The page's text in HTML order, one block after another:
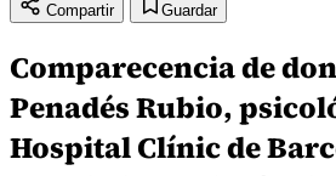
Compartir
Guardar
Comparecencia de
Penadés Rubio,
Hospital Clínic de